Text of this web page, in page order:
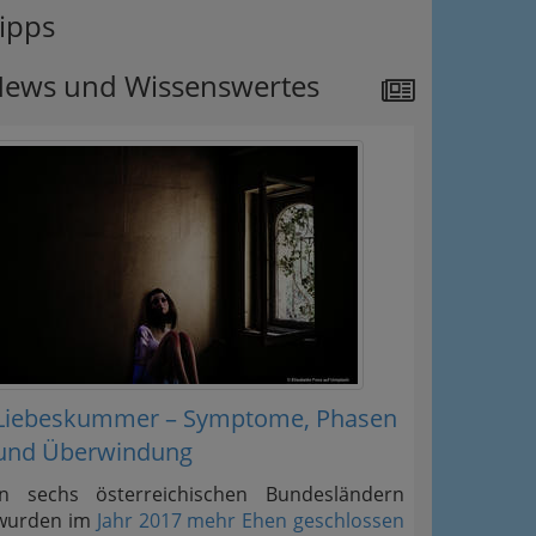
und Wissenswertes
– Symptome, Phasen
Überwindung
sechs österreichischen Bundesländern
im Jahr 2017 mehr Ehen geschlossen